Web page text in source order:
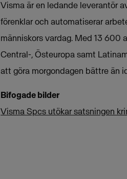
Visma är en ledande leverantör
förenklar och automatiserar
människors vardag. Med 13 600
Central-, Östeuropa samt
att göra morgondagen bättre än
Bifogade bilder
Visma Spcs utökar satsningen